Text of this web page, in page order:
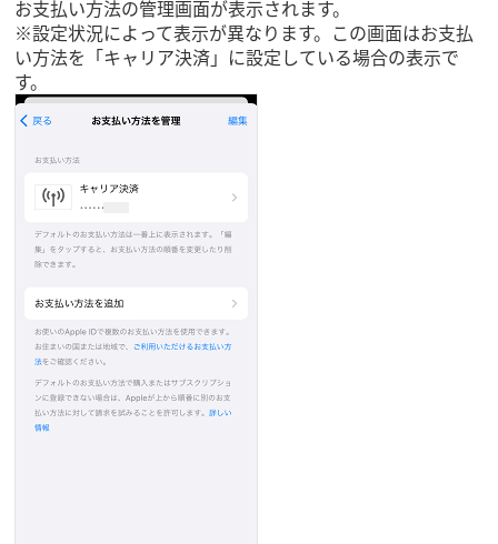
お支払い方法の管理画面が表示されます。
※設定状況によって表示が異なります。この画面はお支払
い方法を「キャリア決済」に設定している場合の表示で
す。